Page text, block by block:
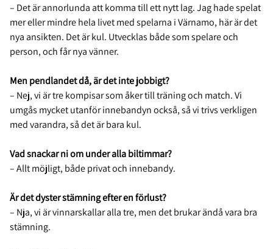
– Det är annorlunda att komma till ett nytt lag. Jag hade spelat
mer eller mindre hela livet med spelarna i Värnamo, här är det
nya ansikten. Det är kul. Utvecklas både som spelare och
person, och får nya vänner.
Men pendlandet då, är det inte jobbigt?
– Nej, vi är tre kompisar som åker till träning och match. Vi
umgås mycket utanför innebandyn också, så vi trivs verkligen
med varandra, så det är bara kul.
Vad snackar ni om under alla biltimmar?
– Allt möjligt, både privat och innebandy.
Är det dyster stämning efter en förlust?
– Nja, vi är vinnarskallar alla tre, men det brukar ändå vara bra
stämning.